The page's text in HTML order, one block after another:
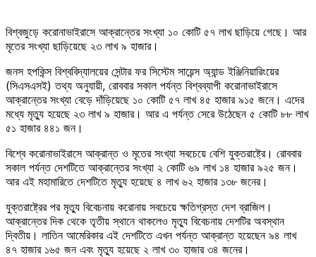
বিশ্বজুড়ে করোনাভাইরাসে আক্রান্তের সংখ্যা ১০ কোটি ৫৭ লাখ ছাড়িয়ে গেছে। আর
মৃতের সংখ্যা ছাড়িয়েছে ২৩ লাখ ৯ হাজার।
জনস হপকিন্স বিশ্ববিদ্যালয়ের সেন্টার ফর সিস্টেম সায়েন্স অ্যান্ড ইঞ্জিনিয়ারিংয়ের
(সিএসএসই) তথ্য অনুযায়ী, রোববার সকাল পর্যন্ত বিশ্বব্যাপী করোনাভাইরাসে
আক্রান্তের সংখ্যা বেড়ে দাঁড়িয়েছে ১০ কোটি ৫৭ লাখ ৪৫ হাজার ৯১৫ জনে। এদের
মধ্যে মৃত্যু হয়েছে ২৩ লাখ ৯ হাজার। আর এ পর্যন্ত সেরে উঠেছেন ৫ কোটি ৮৮ লাখ
৫১ হাজার ৪৪১ জন।
বিশ্বে করোনাভাইরাসে আক্রান্ত ও মৃতের সংখ্যা সবচেয়ে বেশি যুক্তরাষ্ট্রে। রোববার
সকাল পর্যন্ত দেশটিতে আক্রান্তের সংখ্যা ২ কোটি ৬৯ লাখ ১৪ হাজার ৯২৫ জন।
আর এই মহামারিতে দেশটিতে মৃত্যু হয়েছে ৪ লাখ ৬২ হাজার ১৩৮ জনের।
যুক্তরাষ্ট্রের পর মৃত্যু বিবেচনায় করোনায় সবচেয়ে ক্ষতিগ্রস্ত দেশ ব্রাজিল।
আক্রান্তের দিক থেকে তৃতীয় স্থানে থাকলেও মৃত্যু বিবেচনায় দেশটির অবস্থান
দ্বিতীয়। লাতিন আমেরিকার এই দেশটিতে এখন পর্যন্ত আক্রান্ত হয়েছেন ৯৪ লাখ
৪৭ হাজার ১৬৫ জন এবং মৃত্যু হয়েছে ২ লাখ ৩০ হাজার ৩৪ জনের।